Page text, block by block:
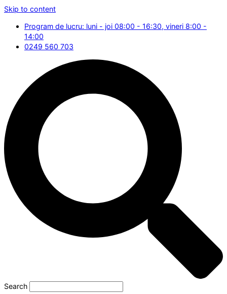
Skip to content
Program de lucru: luni - joi 08:00 - 16:30, vineri 8:00 -
14:00
0249 560 703
Search